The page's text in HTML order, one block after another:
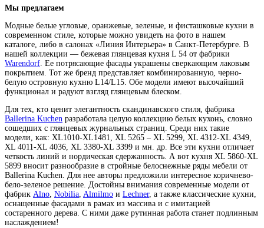
Мы предлагаем
Модные белые угловые, оранжевые, зеленые, и фисташковые кухни в
современном стиле, которые можно увидеть на фото в нашем
каталоге, либо в салонах «Линия Интерьера» в Санкт-Петербурге. В
нашей коллекции — бежевая глянцевая кухня L 54 от фабрики
Warendorf. Ее потрясающие фасады украшены сверкающим лаковым
покрытием. Тот же бренд представляет комбинированную, черно-
белую островную кухню L14/L15. Обе модели имеют высочайший
функционал и радуют взгляд глянцевым блеском.
Для тех, кто ценит элегантность скандинавского стиля, фабрика
Ballerina Kuchen разработала целую коллекцию белых кухонь, словно
сошедших с глянцевых журнальных страниц. Среди них такие
модели, как: XL1010-XL1481, XL 5265 – XL 5299, XL 4312-XL 4349,
XL 4011-XL 4036, XL 3380-XL 3399 и мн. др. Все эти кухни отличает
четкость линий и нордическая сдержанность. А вот кухня XL 5860-XL
5899 вносит разнообразие в стройные белоснежные ряды мебели от
Ballerina Kuchen. Для нее авторы предложили интересное коричнево-
бело-зеленое решение. Достойны внимания современные модели от
фабрик Alno, Nobilia, Almilmo и Lechner, а также классические кухни,
оснащенные фасадами в рамах из массива и с имитацией
состаренного дерева. С ними даже рутинная работа станет подлинным
наслаждением!